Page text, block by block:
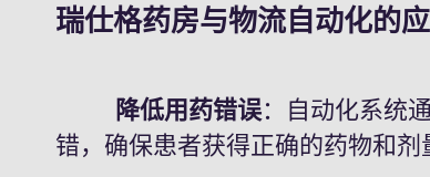
瑞仕格药房与物流自动化的
降低用药错误：自动化系统
错，确保患者获得正确的药物和剂